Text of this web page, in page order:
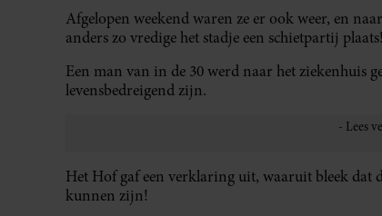
Afgelopen weekend waren ze er ook weer, en
anders zo vredige het stadje een schietpartij plaats!
Een man van in de 30 werd naar het ziekenhuis
levensbedreigend zijn.
Het Hof gaf een verklaring uit, waaruit bleek dat
kunnen zijn!